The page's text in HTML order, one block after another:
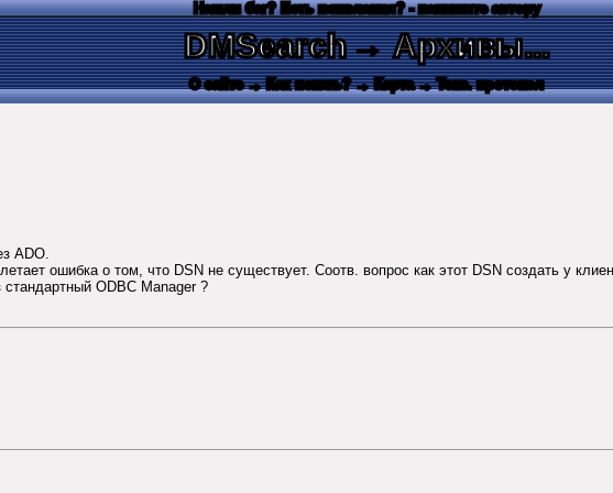
Нашли баг? Есть пожелания? - напишите автору
DMSearch→ Архивы...
О сайте → Как искать? → Карта → Текс. протокол
ADO.
ошибка о том, что DSN не существует. Соотв. вопрос как этот DSN создать у
ODBC Manager ?